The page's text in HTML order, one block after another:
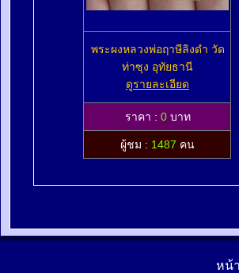
พระผงหลวงพ่อฤาษีลิงดำ วัด
ท่าซุง อุทัยธานี
ดูรายละเอียด
ราคา : 0 บาท
ผู้ชม : 1487 คน
หน้